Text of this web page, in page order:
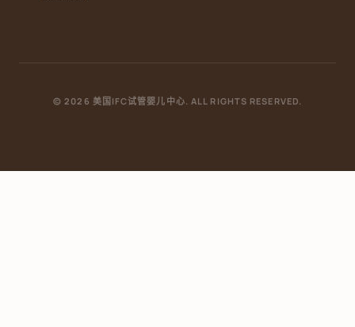
© 2026 美国IFC试管婴儿中心. ALL RIGHTS RESERVED.